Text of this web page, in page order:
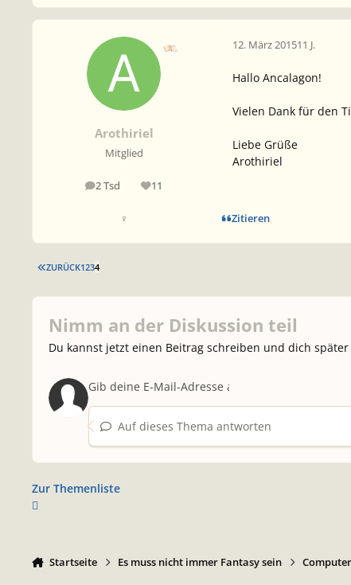
Arothiriel
Mitglied
2 Tsd
Beiträge 11
Reputation
♀
12. März 201511 J.
Hallo Ancalagon!
Vielen Dank für den
Liebe Grüße
Arothiriel
Zitieren
ERSTE SEITE
ZURÜCK1234
Nimm an der Diskussion teil
Du kannst jetzt einen Beitrag schreiben und dich
Auf dieses Thema antworten
Zur Themenliste
Startseite Es muss nicht immer Fantasy sein